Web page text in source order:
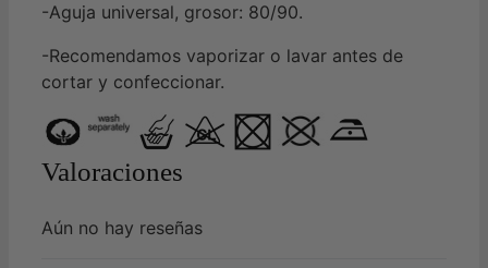
-Aguja universal, grosor: 80/90.
-Recomendamos vaporizar o lavar antes de
cortar y confeccionar.
Valoraciones
Aún no hay reseñas